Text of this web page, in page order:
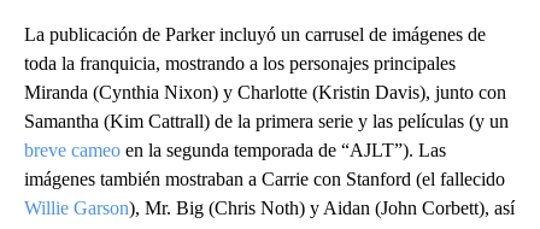
La publicación de Parker incluyó un carrusel de imágenes de
toda la franquicia, mostrando a los personajes principales
Miranda (Cynthia Nixon) y Charlotte (Kristin Davis), junto con
Samantha (Kim Cattrall) de la primera serie y las películas (y un
breve cameo en la segunda temporada de “AJLT”). Las
imágenes también mostraban a Carrie con Stanford (el fallecido
Willie Garson), Mr. Big (Chris Noth) y Aidan (John Corbett), así